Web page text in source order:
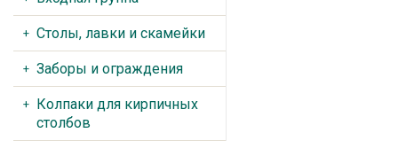
Столы, лавки и скамейки
Заборы и ограждения
Колпаки для кирпичных
столбов